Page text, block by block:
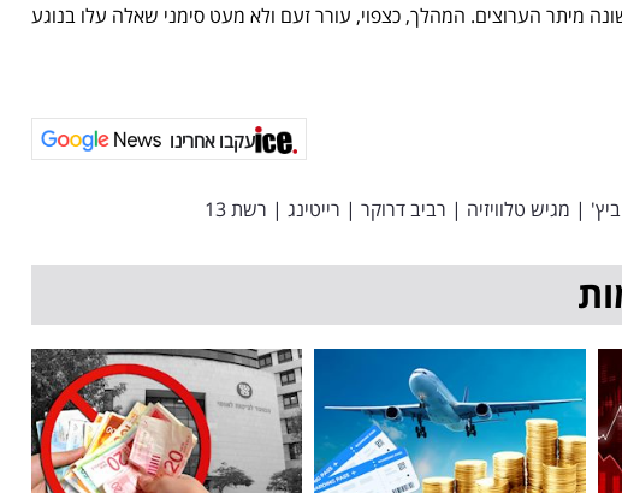
מיתר הערוצים. המהלך, כצפוי, עורר זעם ולא מעט סימני שאלה עלו בנוגע
עקבו אחרינו
| מגיש טלוויזיה | רביב דרוקר | רייטינג | רשת 13